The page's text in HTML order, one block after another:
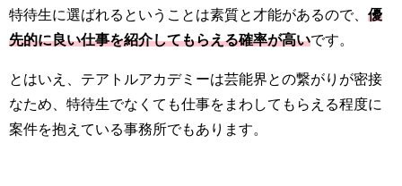
特待生に選ばれるということは素質と才能があるので、 優
先的に良い仕事を紹介してもらえる確率が高いです。
とはいえ、テアトルアカデミーは芸能界との繋がりが密接
なため、特待生でなくても仕事をまわしてもらえる程度に
案件を抱えている事務所でもあります。